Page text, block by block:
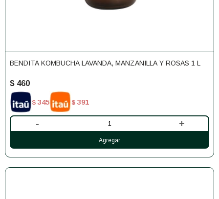
BENDITA KOMBUCHA LAVANDA, MANZANILLA Y ROSAS 1 L
$ 460
$ 345 $ 391
- +